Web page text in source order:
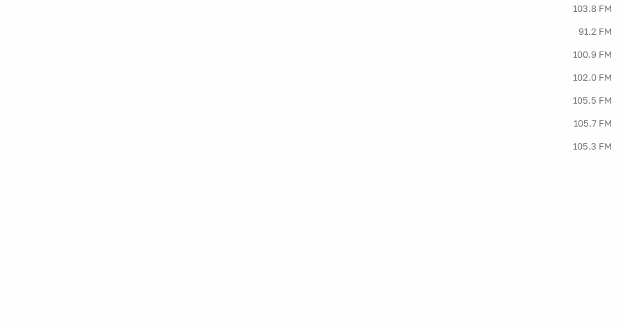
103.8 FM
91.2 FM
100.9 FM
102.0 FM
105.5 FM
105.7 FM
105.3 FM